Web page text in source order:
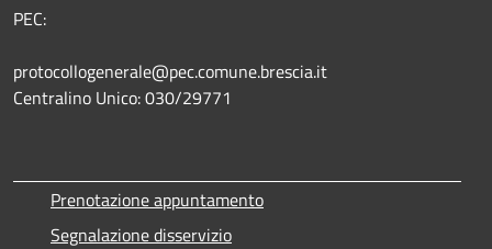
PEC:
protocollogenerale@pec.comune.brescia.it
Centralino Unico: 030/29771
Prenotazione appuntamento
Segnalazione disservizio